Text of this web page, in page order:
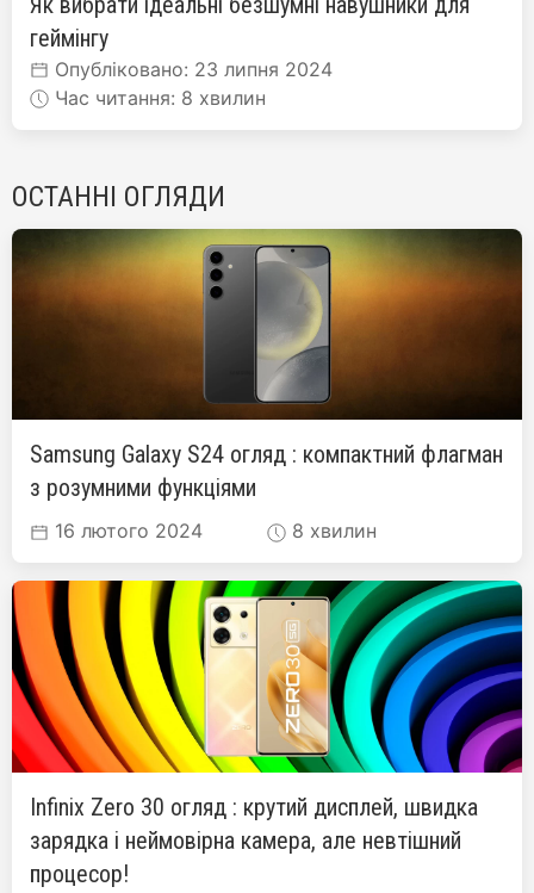
геймінгу
Опубліковано: 23 липня 2024
Час читання: 8 хвилин
ОСТАННІ ОГЛЯДИ
Samsung Galaxy S24 огляд : компактний флагман
з розумними функціями
16 лютого 2024 8 хвилин
Infinix Zero 30 огляд : крутий дисплей, швидка
зарядка і неймовірна камера, але невтішний
процесор!